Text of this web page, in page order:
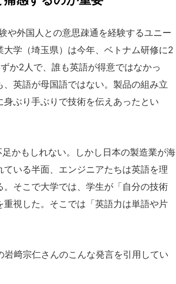
や外国人との意思疎通を経験するユニー
学（埼玉県）は今年、ベトナム研修に2
か2人で、誰も英語が得意ではなかっ
英語が母国語ではない。製品の組み立
ぶり手ぶりで技術を伝えあったとい
かもしれない。しかし日本の製造業が海
いる半面、エンジニアたちは英語を理
そこで大学では、学生が「自分の技術
視した。そこでは「英語力は単語や片
﨑宗仁さんのこんな発言を引用してい